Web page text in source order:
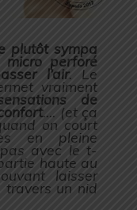
plutôt sympa
perforé
l’air. Le
vraiment
de
…. (et ça
on court
en pleine
pas avec le t-
haute au
laisser
travers un nid